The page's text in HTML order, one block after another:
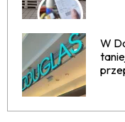
W